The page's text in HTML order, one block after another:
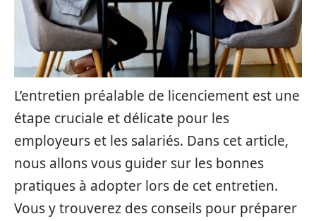
L’entretien préalable de licenciement est une
étape cruciale et délicate pour les
employeurs et les salariés. Dans cet article,
nous allons vous guider sur les bonnes
pratiques à adopter lors de cet entretien.
Vous y trouverez des conseils pour préparer